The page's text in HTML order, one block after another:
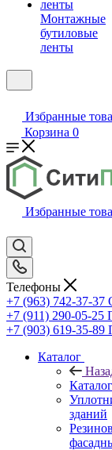
Монтажные
бутиловые
ленты
Избранные
Корзина 0
Избранные
Телефоны
+7 (963) 742-37-37
+7 (911) 290-05-25
+7 (903) 619-35-89
Каталог
Каталог
зданий